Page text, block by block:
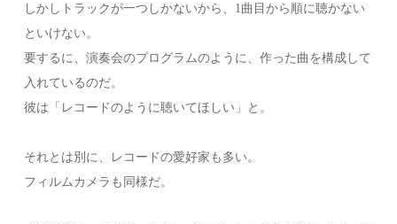
しかしトラックが一つしかないから、1曲目から順に聴かない
といけない。
要するに、演奏会のプログラムのように、作った曲を構成して
入れているのだ。
彼は「レコードのように聴いてほしい」と。
それとは別に、レコードの愛好家も多い。
フィルムカメラも同様だ。